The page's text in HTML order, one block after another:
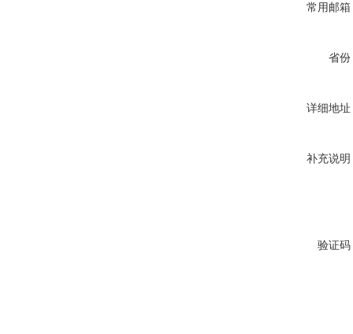
常用邮箱
省份
详细地址
补充说明
验证码